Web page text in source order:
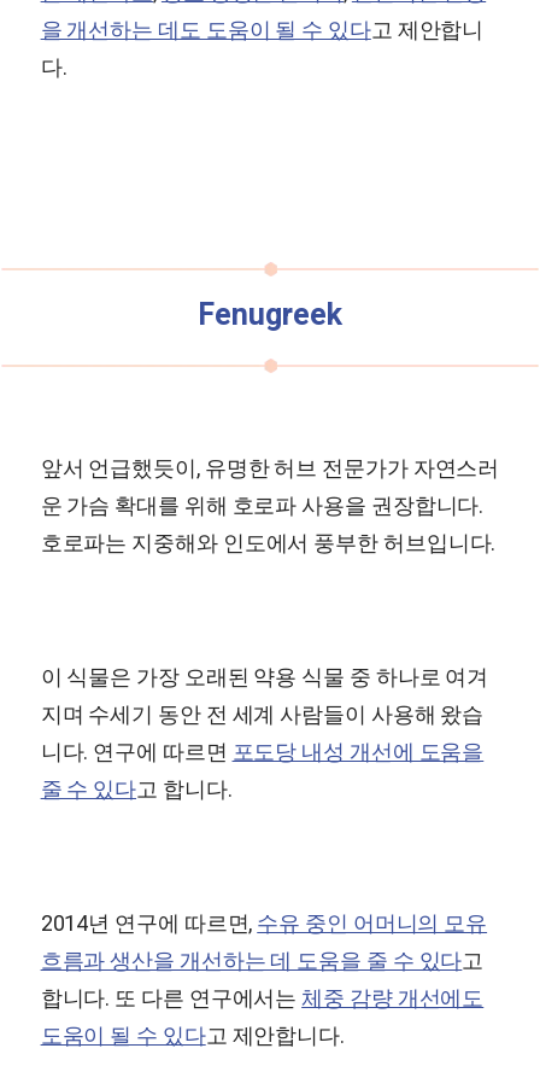
을 개선하는 데도 도움이 될 수 있다고 제안합니
다.
Fenugreek
앞서 언급했듯이, 유명한 허브 전문가가 자연스러
운 가슴 확대를 위해 호로파 사용을 권장합니다.
호로파는 지중해와 인도에서 풍부한 허브입니다.
이 식물은 가장 오래된 약용 식물 중 하나로 여겨
지며 수세기 동안 전 세계 사람들이 사용해 왔습
니다. 연구에 따르면 포도당 내성 개선에 도움을
줄 수 있다고 합니다.
2014년 연구에 따르면, 수유 중인 어머니의 모유
흐름과 생산을 개선하는 데 도움을 줄 수 있다고
합니다. 또 다른 연구에서는 체중 감량 개선에도
도움이 될 수 있다고 제안합니다.